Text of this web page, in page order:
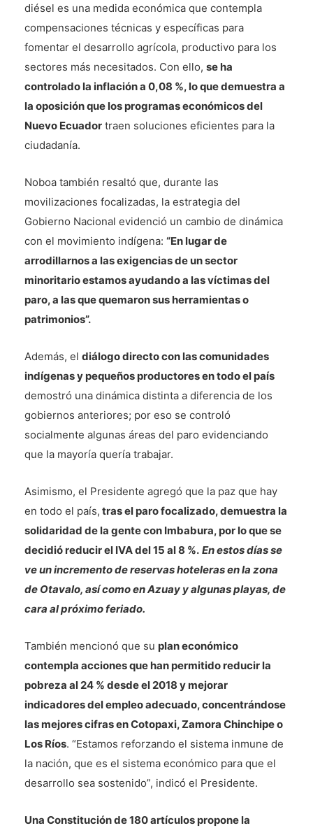
diésel es una medida económica que contempla
compensaciones técnicas y específicas para
fomentar el desarrollo agrícola, productivo para los
sectores más necesitados. Con ello, se ha
controlado la inflación a 0,08 %, lo que demuestra a
la oposición que los programas económicos del
Nuevo Ecuador traen soluciones eficientes para la
ciudadanía.
Noboa también resaltó que, durante las
movilizaciones focalizadas, la estrategia del
Gobierno Nacional evidenció un cambio de dinámica
con el movimiento indígena: “En lugar de
arrodillarnos a las exigencias de un sector
minoritario estamos ayudando a las víctimas del
paro, a las que quemaron sus herramientas o
patrimonios”.
Además, el diálogo directo con las comunidades
indígenas y pequeños productores en todo el país
demostró una dinámica distinta a diferencia de los
gobiernos anteriores; por eso se controló
socialmente algunas áreas del paro evidenciando
que la mayoría quería trabajar.
Asimismo, el Presidente agregó que la paz que hay
en todo el país, tras el paro focalizado, demuestra la
solidaridad de la gente con Imbabura, por lo que se
decidió reducir el IVA del 15 al 8 %. En estos días se
ve un incremento de reservas hoteleras en la zona
de Otavalo, así como en Azuay y algunas playas, de
cara al próximo feriado.
También mencionó que su plan económico
contempla acciones que han permitido reducir la
pobreza al 24 % desde el 2018 y mejorar
indicadores del empleo adecuado, concentrándose
las mejores cifras en Cotopaxi, Zamora Chinchipe o
Los Ríos. “Estamos reforzando el sistema inmune de
la nación, que es el sistema económico para que el
desarrollo sea sostenido”, indicó el Presidente.
Una Constitución de 180 artículos propone la